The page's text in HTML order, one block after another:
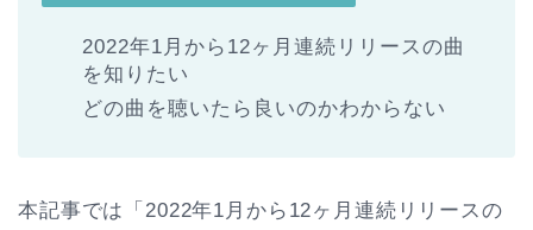
2022年1月から12ヶ月連続リリースの曲
を知りたい
どの曲を聴いたら良いのかわからない
本記事では「2022年1月から12ヶ月連続リリースの